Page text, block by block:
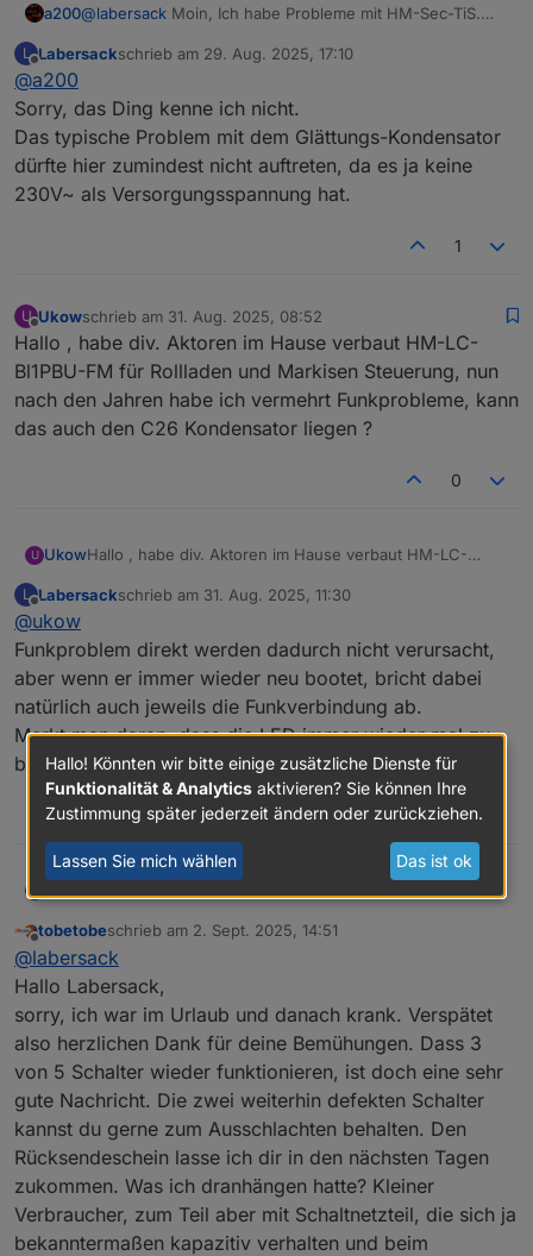
a200@labersack Moin, Ich habe Probleme mit HM-Sec-TiS.
leuchtet nichts. Viel ist da nicht, was kaputtgehen könnte.
gut und ein Ersatz teuer.
Vielen Dank.
L
Offline
Labersackschrieb am 29. Aug. 2025, 17:10
zuletzt editiert von
@a200
Sorry, das Ding kenne ich nicht.
Das typische Problem mit dem Glättungs-Kondensator
dürfte hier zumindest nicht auftreten, da es ja keine
230V~ als Versorgungsspannung hat.
1
U
Offline
Ukowschrieb am 31. Aug. 2025, 08:52
zuletzt editiert von
Hallo , habe div. Aktoren im Hause verbaut HM-LC-
Bl1PBU-FM für Rollladen und Markisen Steuerung, nun
nach den Jahren habe ich vermehrt Funkprobleme, kann
das auch den C26 Kondensator liegen ?
0
U UkowHallo , habe div. Aktoren im Hause verbaut HM-LC-
nach den Jahren habe ich vermehrt Funkprobleme, kann
L
Offline
Labersackschrieb am 31. Aug. 2025, 11:30
zuletzt editiert von
@ukow
Funkproblem direkt werden dadurch nicht verursacht,
aber wenn er immer wieder neu bootet, bricht dabei
natürlich auch jeweils die Funkverbindung ab.
Merkt man daran, dass die LED immer wieder mal zu
blinken anfängt beim Reboot.
0
Offline
tobetobeschrieb am 2. Sept. 2025, 14:51
zuletzt editiert von
@labersack
Hallo Labersack,
sorry, ich war im Urlaub und danach krank. Verspätet
also herzlichen Dank für deine Bemühungen. Dass 3
von 5 Schalter wieder funktionieren, ist doch eine sehr
gute Nachricht. Die zwei weiterhin defekten Schalter
kannst du gerne zum Ausschlachten behalten. Den
Rücksendeschein lasse ich dir in den nächsten Tagen
zukommen. Was ich dranhängen hatte? Kleiner
Verbraucher, zum Teil aber mit Schaltnetzteil, die sich ja
bekanntermaßen kapazitiv verhalten und beim
Hallo! Könnten wir bitte einige zusätzliche Dienste für
Funktionalität & Analytics aktivieren? Sie können Ihre
Zustimmung später jederzeit ändern oder zurückziehen.
Lassen Sie mich wählen Das ist ok